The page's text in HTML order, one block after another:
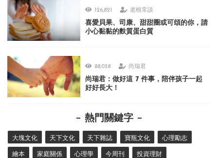
126,821 老根常談
喜愛貝果、司康、甜甜圈或可頌的你，請
小心黏黏的麩質蛋白質
88,038 尚瑞君
尚瑞君：做好這 7 件事，陪伴孩子一起
好好長大！
熱門關鍵字
大塊文化 天下文化 天下雜誌 寶瓶文化 心理勵志
繪本 家庭關係 心理學 今周刊 投資理財